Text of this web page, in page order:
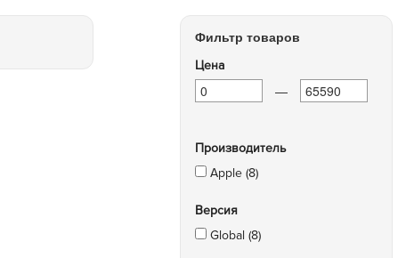
Фильтр товаров
Цена
—
Производитель
Apple (8)
Версия
Global (8)